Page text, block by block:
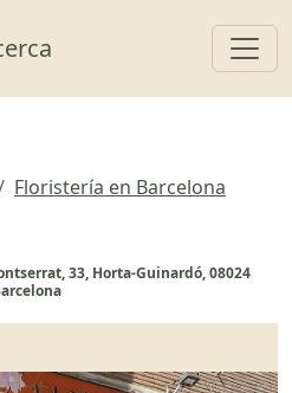
Floristería en Barcelona
33, Horta-Guinardó, 08024